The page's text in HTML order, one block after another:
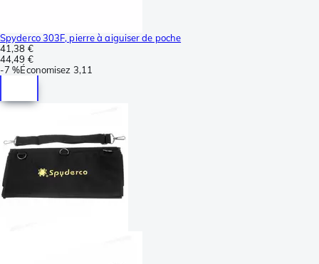
Spyderco 303F, pierre à aiguiser de poche
41,38 €
44,49 €
-7 %Économisez 3,11